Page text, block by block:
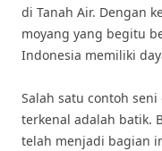
di Tanah Air. Dengan
moyang yang begitu
Indonesia memiliki
Salah satu contoh
terkenal adalah batik.
telah menjadi bagian